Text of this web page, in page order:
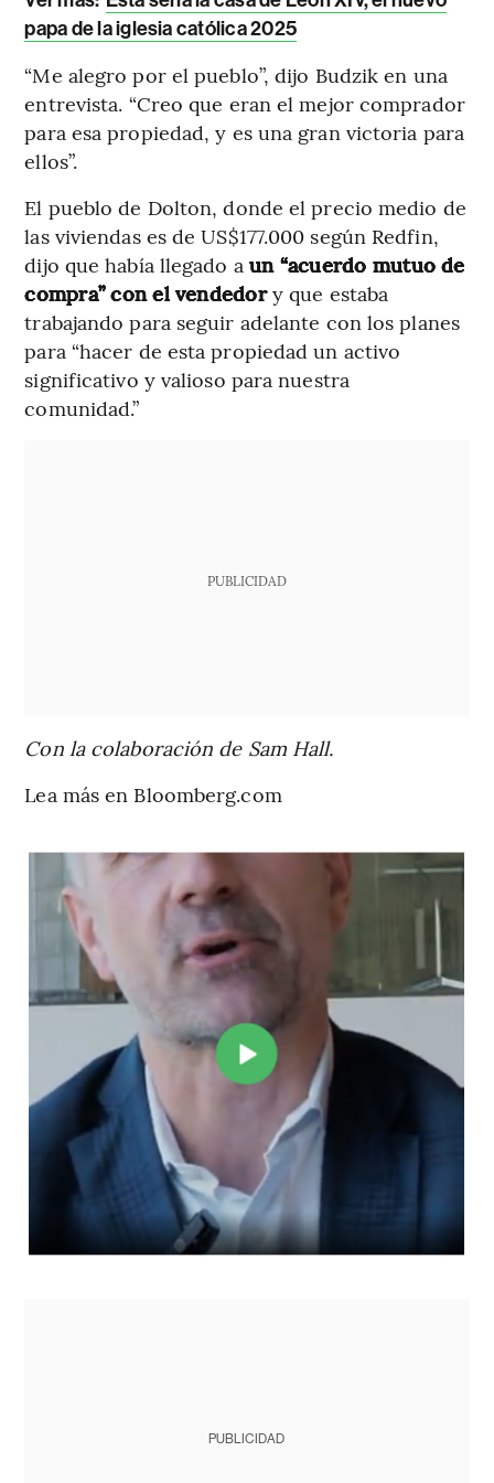
papa de la iglesia católica 2025
“Me alegro por el pueblo”, dijo Budzik en una
entrevista. “Creo que eran el mejor comprador
para esa propiedad, y es una gran victoria para
ellos”.
El pueblo de Dolton, donde el precio medio de
las viviendas es de US$177.000 según Redfin,
dijo que había llegado a un “acuerdo mutuo de
compra” con el vendedory que estaba
trabajando para seguir adelante con los planes
para “hacer de esta propiedad un activo
significativo y valioso para nuestra
comunidad.”
PUBLICIDAD
Con la colaboración de Sam Hall.
Lea más en Bloomberg.com
PUBLICIDAD